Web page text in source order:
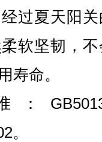
过夏天阳
软坚韧，
寿命。
。